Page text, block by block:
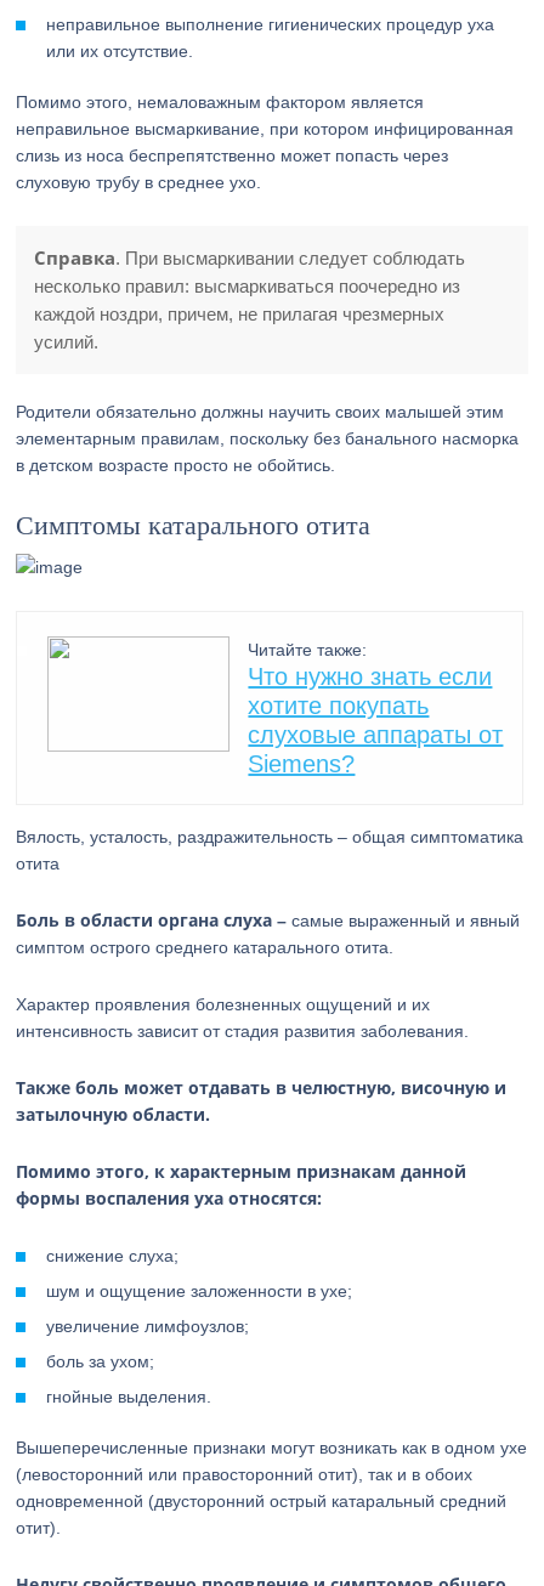
неправильное выполнение гигиенических процедур уха
или их отсутствие.
Помимо этого, немаловажным фактором является
неправильное высмаркивание, при котором инфицированная
слизь из носа беспрепятственно может попасть через
слуховую трубу в среднее ухо.
Справка. При высмаркивании следует соблюдать
несколько правил: высмаркиваться поочередно из
каждой ноздри, причем, не прилагая чрезмерных
усилий.
Родители обязательно должны научить своих малышей этим
элементарным правилам, поскольку без банального насморка
в детском возрасте просто не обойтись.
Симптомы катарального отита
Читайте также:
Что нужно знать если
хотите покупать
слуховые аппараты от
Siemens?
Вялость, усталость, раздражительность – общая симптоматика
отита
Боль в области органа слуха – самые выраженный и явный
симптом острого среднего катарального отита.
Характер проявления болезненных ощущений и их
интенсивность зависит от стадия развития заболевания.
Также боль может отдавать в челюстную, височную и
затылочную области.
Помимо этого, к характерным признакам данной
формы воспаления уха относятся:
снижение слуха;
шум и ощущение заложенности в ухе;
увеличение лимфоузлов;
боль за ухом;
гнойные выделения.
Вышеперечисленные признаки могут возникать как в одном ухе
(левосторонний или правосторонний отит), так и в обоих
одновременной (двусторонний острый катаральный средний
отит).